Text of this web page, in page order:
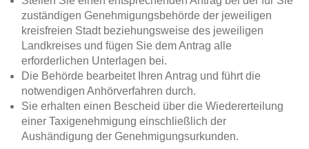
zuständigen Genehmigungsbehörde der jeweiligen
kreisfreien Stadt beziehungsweise des jeweiligen
Landkreises und fügen Sie dem Antrag alle
erforderlichen Unterlagen bei.
Die Behörde bearbeitet Ihren Antrag und führt die
notwendigen Anhörverfahren durch.
Sie erhalten einen Bescheid über die Wiedererteilung
einer Taxigenehmigung einschließlich der
Aushändigung der Genehmigungsurkunden.